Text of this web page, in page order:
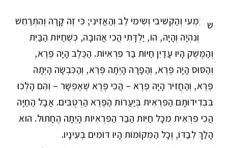
ש ִׁמְעִי וְהַקְשִׁיבִי וְשִׂימִי לֵב וְהַאֲזִינִי; כִּי זֶה קָרָה וְהִתְרַחֵשׁ
וְנִהְיָה וְהָיָה, הוֹ, יַלְדָּתִי הֲכִי אֲהוּבָה, כְּשֶׁחַיּוֹת הַבַּיִת
וְהַמֶּשֶׁק הָיוּ עֲדַיִן חַיּוֹת בַּר פִּרְאִיּוֹת. הַכֶּלֶב הָיָה פֶּרֶא,
וְהַסּוּס הָיָה פֶּרֶא, וְהַפָּרָה הָיְתָה פֶּרֶא, וְהַכִּבְשָׂה הָיְתָה
פֶּרֶא, וְהַחֲזִיר הָיָה פֶּרֶא – הֲכִי פֶּרֶא שֶׁאֶפְשָׁר – וְהֵם הָלְכוּ
בִּבְדִידוּתָם הַפִּרְאִית בְּיַעֲרוֹת הַפֶּרֶא הַרְטֻבִּים. אֲבָל הַחַיָּה
הֲכִי פִּרְאִית מִכָּל חַיּוֹת הַבַּר הַפִּרְאִיוֹת הָיְתָה הֶחָתוּל. הוּא
הָלַךְ לְבַדּוֹ, וְכָל הַמְּקוֹמוֹת הָיוּ דּוֹמִים בְּעֵינָיו.